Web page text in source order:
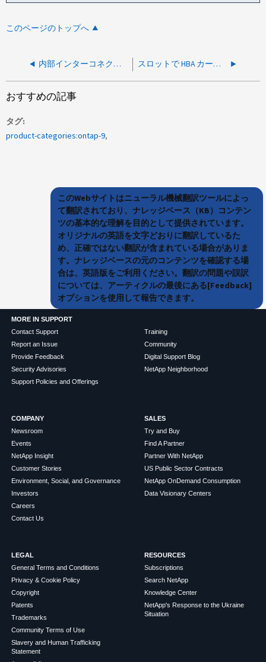
このページのトップへ
内部インターコネクトを使用するノードのHAリンクが停止している スロットで HBA カードが認識されない
おすすめの記事
タグ
product-categories:ontap-9
このWebサイトはニューラル機械翻訳ツールによっ
て翻訳されており、ナレッジベース（KB）コンテン
ツの基本的な理解を目的として提供されています。
オリジナルの英語を文字どおりに翻訳しているた
め、正確ではない翻訳が含まれている場合がありま
す。ナレッジベースの元のコンテンツを確認する場
合は、英語版をご利用ください。翻訳の問題や誤訳
については、アーティクルの最後にある[Feedback]
オプションを使用して報告できます。
MORE IN SUPPORT
Contact Support
Report an Issue
Provide Feedback
Security Advisories
Support Policies and Offerings
Training
Community
Digital Support Blog
NetApp Neighborhood
COMPANY
Newsroom
Events
NetApp Insight
Customer Stories
Environment, Social, and Governance
Investors
Careers
Contact Us
SALES
Try and Buy
Find A Partner
Partner With NetApp
US Public Sector Contracts
NetApp OnDemand Consumption
Data Visionary Centers
LEGAL
General Terms and Conditions
Privacy & Cookie Policy
Copyright
Patents
Trademarks
Community Terms of Use
Slavery and Human Trafficking
Statement
RESOURCES
Subscriptions
Search NetApp
Knowledge Center
NetApp's Response to the Ukraine
Situation